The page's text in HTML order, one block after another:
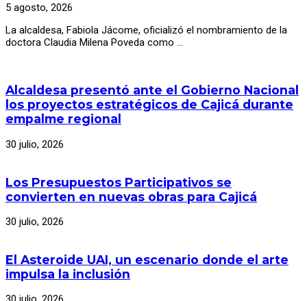
5 agosto, 2026
La alcaldesa, Fabiola Jácome, oficializó el nombramiento de la
doctora Claudia Milena Poveda como …
Alcaldesa presentó ante el Gobierno Nacional
los proyectos estratégicos de Cajicá durante
empalme regional
30 julio, 2026
Los Presupuestos Participativos se
convierten en nuevas obras para Cajicá
30 julio, 2026
El Asteroide UAI, un escenario donde el arte
impulsa la inclusión